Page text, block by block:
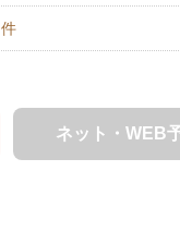
件
ネット・WEB